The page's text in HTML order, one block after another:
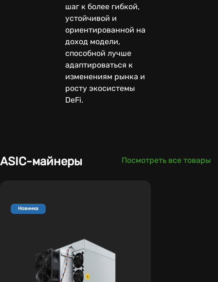
шаг к более гибкой,
устойчивой и
ориентированной на
доход модели,
способной лучше
адаптироваться к
изменениям рынка и
росту экосистемы
DeFi.
ASIC-майнеры Посмотреть все товары
Новинка